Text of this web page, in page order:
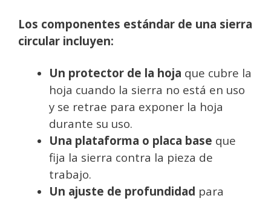
Los componentes estándar de una sierra
circular incluyen:
Un protector de la hoja que cubre la
hoja cuando la sierra no está en uso
y se retrae para exponer la hoja
durante su uso.
Una plataforma o placa base que
fija la sierra contra la pieza de
trabajo.
Un ajuste de profundidad para